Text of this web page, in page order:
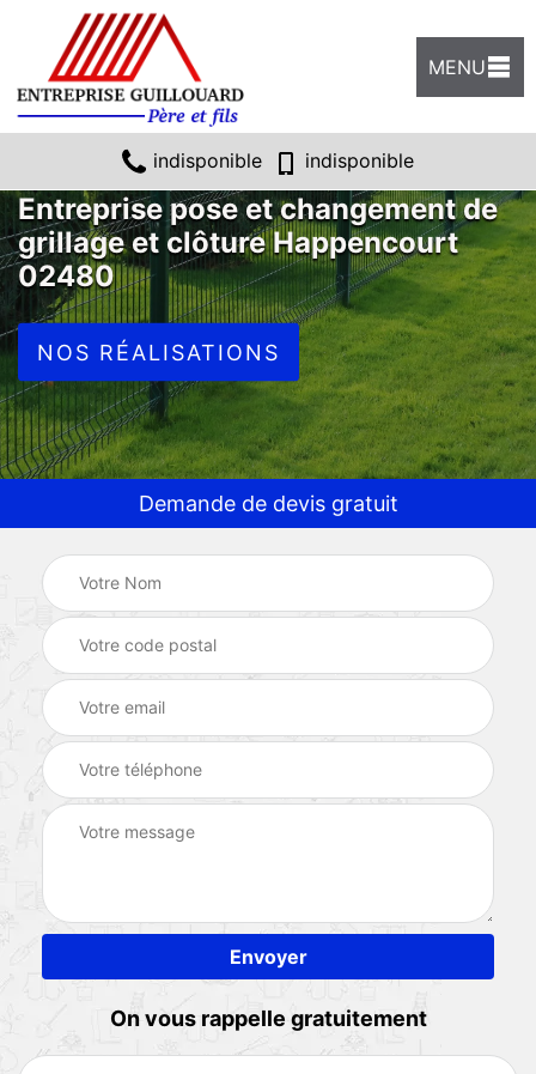
MENU
indisponible indisponible
Entreprise pose et changement de
grillage et clôture Happencourt
02480
NOS RÉALISATIONS
Demande de devis gratuit
On vous rappelle gratuitement